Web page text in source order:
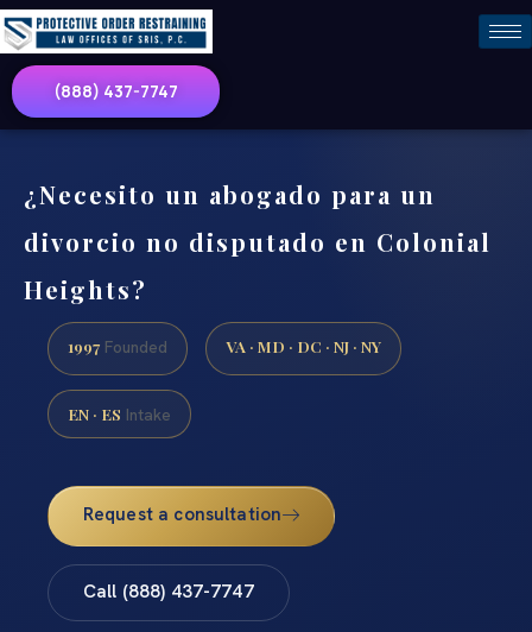
(888) 437-7747
¿Necesito un abogado para un
divorcio no disputado en Colonial
Heights?
1997 Founded VA · MD · DC · NJ · NY
EN · ES Intake
Request a consultation
Call (888) 437-7747